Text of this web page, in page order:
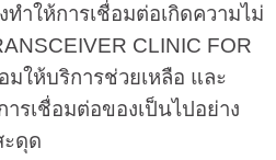
ทำให้การเชื่อมต่อเกิดความไม่
CLINIC FOR
มให้บริการช่วยเหลือ และ
รเชื่อมต่อของเป็นไปอย่าง
ดุด